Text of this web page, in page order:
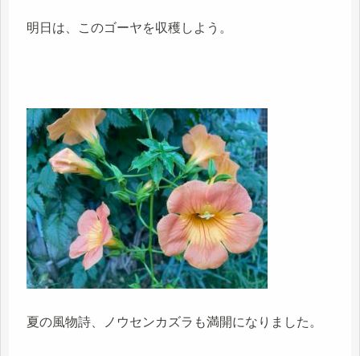
明日は、このゴーヤを収穫しよう。
夏の風物詩、ノウセンカズラも満開になりました。